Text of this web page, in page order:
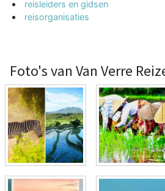
reisleiders en gidsen
reisorganisaties
Foto's van Van Verre